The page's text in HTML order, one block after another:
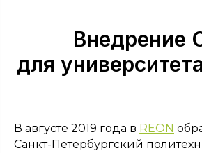
Внедрение
для
В августе 2019 года в REON
Санкт-Петербургский